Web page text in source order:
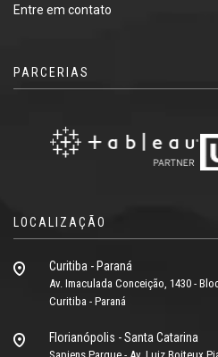
Entre em contato
PARCERIAS
LOCALIZAÇÃO
Curitiba - Paraná
Av. Imaculada Conceição, 1430 -
Curitiba - Paraná
Florianópolis - Santa Catarina